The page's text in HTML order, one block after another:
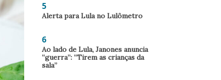
5
Alerta para Lula no Lulômetro
6
Ao lado de Lula, Janones anuncia
“guerra”: “Tirem as crianças da
sala”